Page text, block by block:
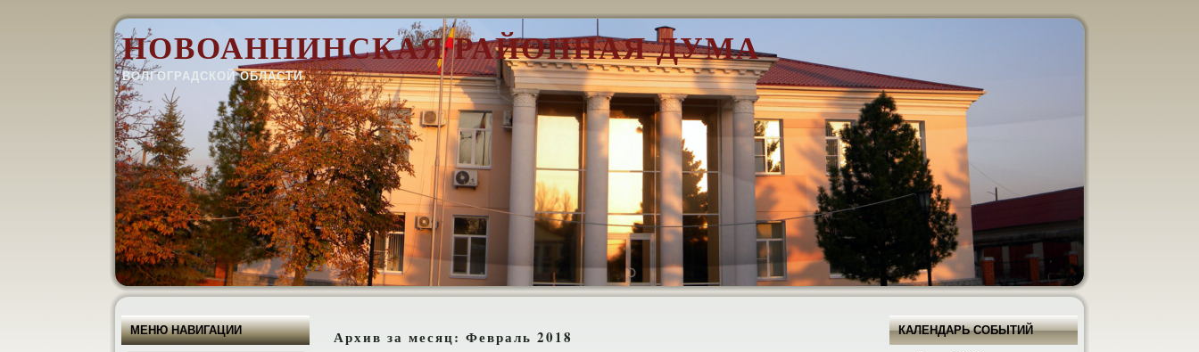
НОВОАННИНСКАЯ РАЙОННАЯ ДУМА
ВОЛГОГРАДСКОЙ ОБЛАСТИ
МЕНЮ НАВИГАЦИИ Архив за месяц: Февраль 2018 КАЛЕНДАРЬ СОБЫТИЙ